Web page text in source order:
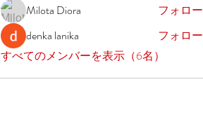
Milota Diora
フォロー
denka lanika
フォロー
すべてのメンバーを表示（6名）